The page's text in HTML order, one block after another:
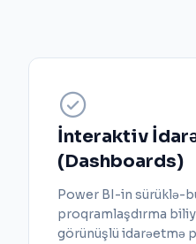
İnteraktiv
(Dashboards)
Power BI-in sürüklə-
proqramlaşdırma
görünüşlü idarəetmə